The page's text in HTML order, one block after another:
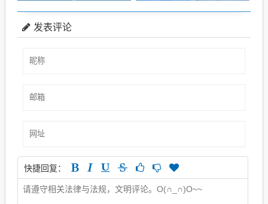
发表评论
快捷回复：